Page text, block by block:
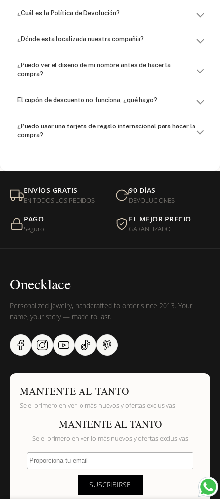
¿Cuál es la Política de Devolución?
¿Dónde esta localizada nuestra compañía?
¿Puedo ver el diseño de mi nombre antes de hacer la
compra?
El cupón de descuento no funciona, ¿qué hago?
¿Puedo usar una tarjeta de regalo internacional para hacer la
compra?
Mi orden fue devuelta por USPS, ¿qué hago para que sea
entregada?
¿Sus productos son libres de níquel?
ENVÍOS GRATIS
EN TODOS LOS PEDIDOS
90 DÍAS
DEVOLUCIONES
PAGO
Seguro
EL MEJOR PRECIO
GARANTIZADO
Onecklace
Personalized jewelry, handcrafted to order since 2013. Your
name, your story — made to last.
MANTENTE AL TANTO
Se el primero en ver lo más nuevos y ofertas exclusivas
MANTENTE AL TANTO
Se el primero en ver lo más nuevos y ofertas exclusivas
Proporciona tu email
SUSCRIBIRSE